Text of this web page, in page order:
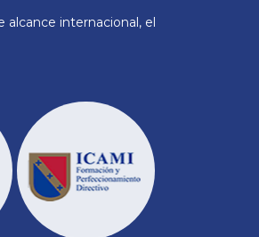
internacional, el